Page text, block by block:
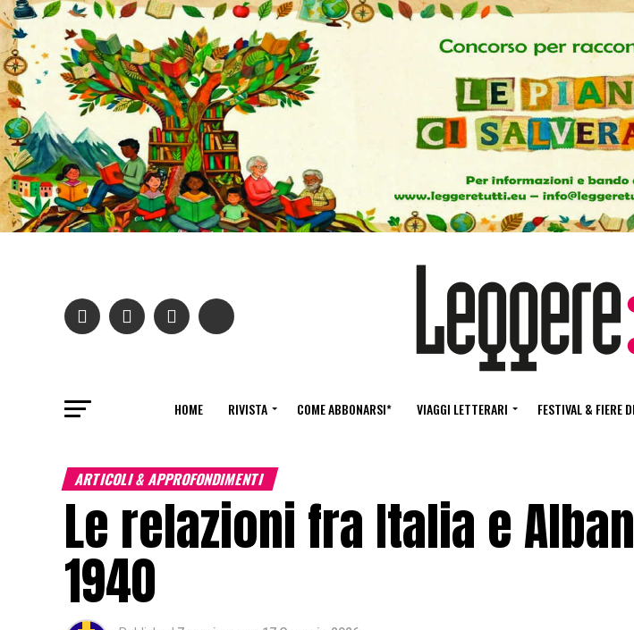
HOME RIVISTA COME ABBONARSI* VIAGGI LETTERARI FESTIVAL & FIERE
ARTICOLI & APPROFONDIMENTI
Le relazioni fra Italia e
1940